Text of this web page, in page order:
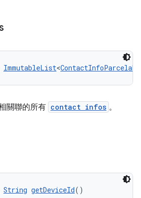
ImmutableList<
關聯的所有 contact infos 。
String getDeviceId()